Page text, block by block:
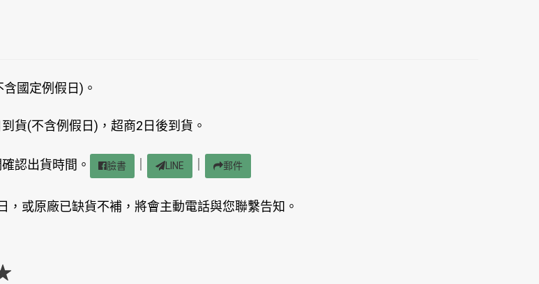
國定例假日)。
貨(不含例假日)，超商2日後到貨。
認出貨時間。 臉書 LINE 郵件
，或原廠已缺貨不補，將會主動電話與您聯繫告知。